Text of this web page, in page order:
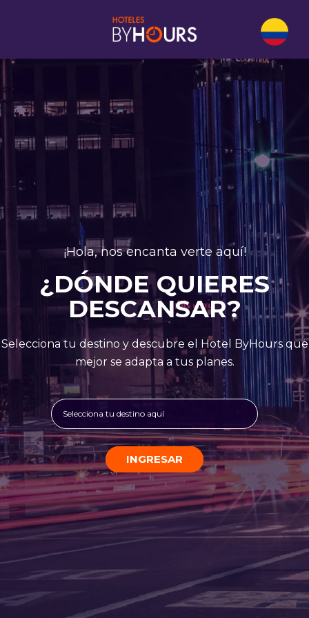
¡Hola, nos encanta verte aquí!
¿DÓNDE QUIERES
DESCANSAR?
Selecciona tu destino y descubre el Hotel ByHours que
mejor se adapta a tus planes.
Selecciona tu destino aquí
INGRESAR